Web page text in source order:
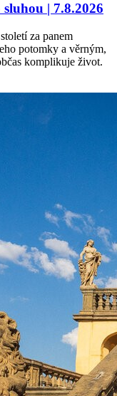
| 7.8.2026
za panem
potomky a věrným,
komplikuje život.